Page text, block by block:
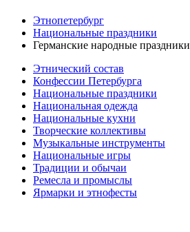
Этнопетербург
Национальные праздники
Германские народные праздники
Этнический состав
Конфессии Петербурга
Национальные праздники
Национальная одежда
Национальные кухни
Творческие коллективы
Музыкальные инструменты
Национальные игры
Традиции и обычаи
Ремесла и промыслы
Ярмарки и этнофесты